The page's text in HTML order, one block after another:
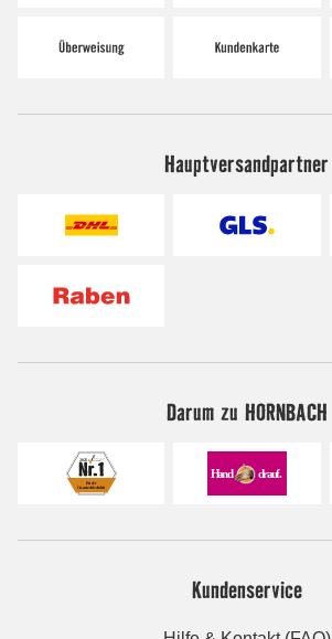
Hauptversandpartner
Darum zu HORNBACH
Kundenservice